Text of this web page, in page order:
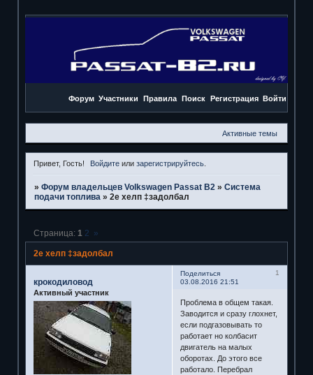
Форум Участники Правила Поиск Регистрация Войти
Активные темы
Привет, Гость! Войдите илизарегистрируйтесь
» Форум владельцев Volkswagen Passat B2 » Система
подачи топлива » 2е хелп ‡задолбал
2е хелп ‡задолбал
Страница: 1 2 »
Поделиться
1
03.08.2016 21:51
крокодиловод
Активный участник
Проблема в общем такая.
Заводится и сразу глохнет,
если подгазовывать то
работает но колбасит
двигатель на малых
оборотах. До этого все
работало. Перебрал